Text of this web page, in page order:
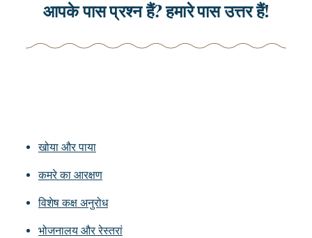
आपके पास प्रश्न हैं? हमारे पास उत्तर हैं!
खोया और पाया
कमरे का आरक्षण
विशेष कक्ष अनुरोध
भोजनालय और रेस्तरां